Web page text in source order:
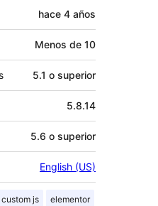
hace 4 años
Menos de 10
5.1 o superior
5.8.14
5.6 o superior
English (US)
custom js elementor